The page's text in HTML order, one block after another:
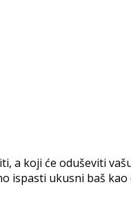
a koji će oduševiti
ukusni baš